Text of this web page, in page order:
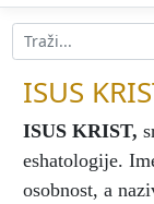
ISUS
ISUS KRIST,
eshatologije.
osobnost, a